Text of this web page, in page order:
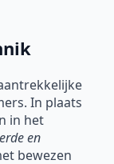
In plaats
in het
en
bewezen